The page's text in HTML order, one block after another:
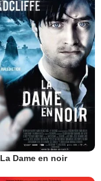
La Dame en noir